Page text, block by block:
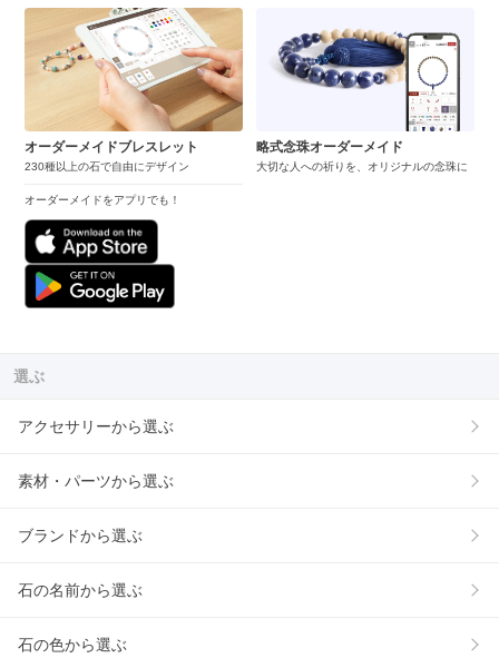
オーダーメイドブレスレット
230種以上の石で自由にデザイン
オーダーメイドをアプリでも！
略式念珠オーダーメイド
大切な人への祈りを、オリジナルの念珠に
選ぶ
アクセサリーから選ぶ
素材・パーツから選ぶ
ブランドから選ぶ
石の名前から選ぶ
石の色から選ぶ